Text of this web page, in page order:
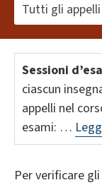
Tutti gli appelli
Sessioni
ciascun
appelli nel
esami: …
Per verificare